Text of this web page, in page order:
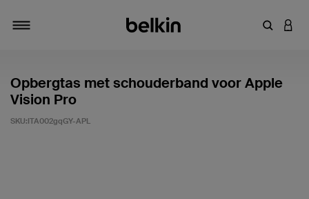
Opbergtas met schouderband voor Apple
Vision Pro
SKU:ITA002gqGY-APL